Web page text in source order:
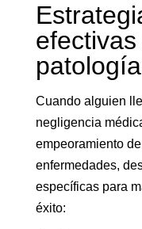
Cuando alguien
negligencia
empeoramiento
enfermedades,
específicas para
éxito: